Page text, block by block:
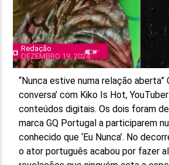
Redação
DEZEMBRO 19, 2024
“Nunca estive numa relação aberta”
conversa’ com Kiko Is Hot,
conteúdos digitais. Os dois foram
marca GQ Portugal a participarem
conhecido que ‘Eu Nunca’. No
o ator português acabou por fazer